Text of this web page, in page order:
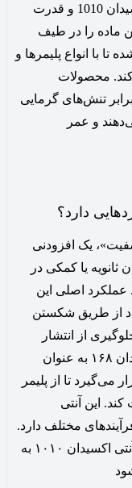
0.5٪ است. ساختار فنلی استریک آنتی اکسیدان 1010 و قدرت
ماده را در طیف
با انواع پلیمرها و
کند. محصولات
به کمک آنتی اکسیدان‌ ۱۰۱۰ در برابر تنش‌های گرمایی
و عمر
فسفیت»، یک افزودنی
یا کمکی در
عملکرد اصلی این
از طریق شکستن
از انتشار
بیشتر رادیکال‌ها است. در واقع آنتی اکسیدان ۱۶۸ به عنوان
می‌گیرد تا از پلیمر
این آنتی
مختلف دارد.
آنتی اکسیدان ۱۶۸ از نظر ظاهری همانند آنتی اکسیدان ۱۰۱۰ به